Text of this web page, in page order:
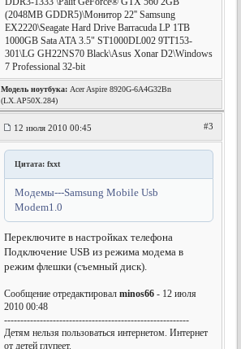
(2048MB GDDR5)\Монитор 22'' Samsung
EX2220\Seagate Hard Drive Barracuda LP 1TB
1000GB Sata ATA 3.5" ST1000DL002 9TT153-
301\LG GH22NS70 Black\Asus Xonar D2\Windows
7 Professional 32-bit
Модель ноутбука: Acer Aspire 8920G-6A4G32Bn
(LX.AP50X.284)
12 июля 2010 00:45 #3
Цитата: fxxt
Модемы---Samsung Mobile Usb
Modem1.0
Переключите в настройках телефона
Подключение USB из режима модема в
режим флешки (съемный диск).
Сообщение отредактировалminos66 - 12 июля
2010 00:48
---------------------------------------------------------
Детям нельзя пользоваться интернетом. Интернет
от детей глупеет.